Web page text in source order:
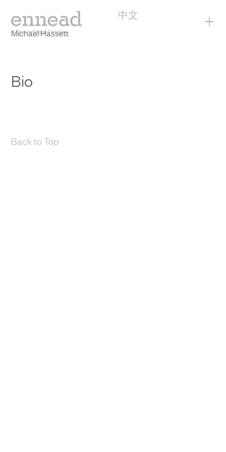
中文 +
Michael Hassett
Bio
Back to Top